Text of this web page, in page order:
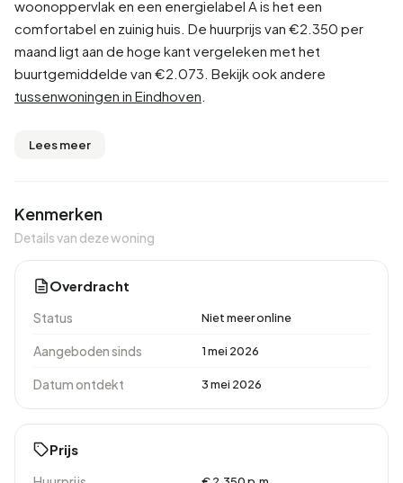
woonoppervlak en een energielabel A is het een
comfortabel en zuinig huis. De huurprijs van €2.350 per
maand ligt aan de hoge kant vergeleken met het
buurtgemiddelde van €2.073. Bekijk ook andere
tussenwoningen in Eindhoven
Lees meer
Kenmerken
Details van deze woning
Overdracht
Status Niet meer online
Aangeboden sinds 1 mei 2026
Datum ontdekt 3 mei 2026
Prijs